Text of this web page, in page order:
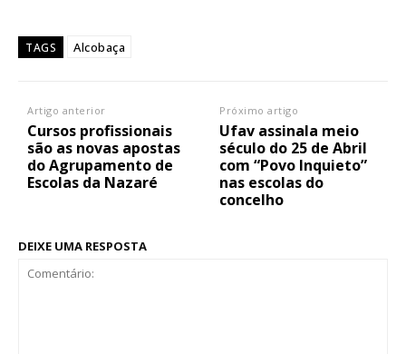
TAGS Alcobaça
Artigo anterior
Cursos profissionais
são as novas apostas
do Agrupamento de
Escolas da Nazaré
Próximo artigo
Ufav assinala meio
século do 25 de Abril
com “Povo Inquieto”
nas escolas do
concelho
DEIXE UMA RESPOSTA